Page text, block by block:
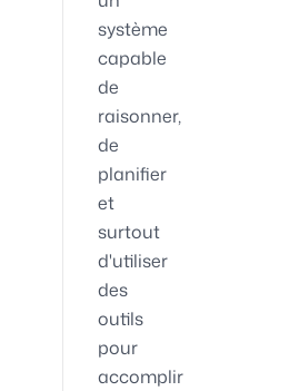
système
capable
de
raisonner,
de
planifier
et
surtout
d'utiliser
des
outils
pour
accomplir